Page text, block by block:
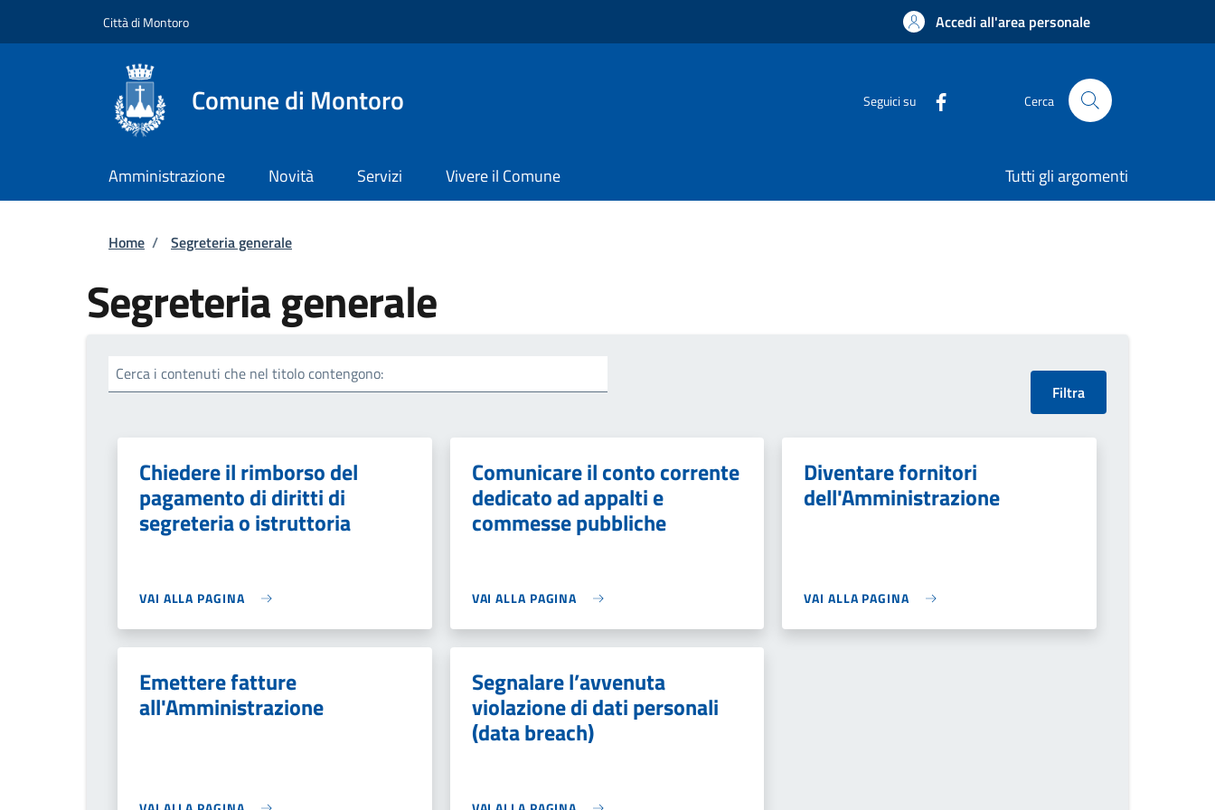
Città di Montoro Accedi all'area personale
Comune di Montoro Seguici su Cerca
Amministrazione Novità Servizi Vivere il Comune Tutti gli argomenti
Briciole di pane
Home / Segreteria generale
Segreteria generale
Cerca i contenuti che nel titolo contengono:
Chiedere il rimborso del
pagamento di diritti di
segreteria o istruttoria
VAI ALLA PAGINA
Comunicare il conto corrente
dedicato ad appalti e
commesse pubbliche
VAI ALLA PAGINA
Diventare fornitori
dell'Amministrazione
VAI ALLA PAGINA
Emettere fatture
all'Amministrazione
Segnalare l’avvenuta
violazione di dati personali
(data breach)